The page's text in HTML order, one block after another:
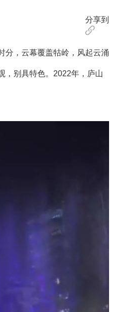
分享到
，云幕覆盖牯岭，风起云涌
别具特色。2022年，庐山